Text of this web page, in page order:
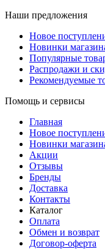
Наши предложения
Новое
Новинки
Популярные
Распродажи и
Рекомендуемые
Помощь и сервисы
Главная
Новое
Новинки
Акции
Отзывы
Бренды
Доставка
Контакты
Каталог
Оплата
Обмен и возврат
Договор-оферта